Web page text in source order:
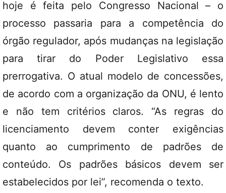
hoje é feita pelo Congresso Nacional – o
processo passaria para a competência do
órgão regulador, após mudanças na legislação
para tirar do Poder Legislativo essa
prerrogativa. O atual modelo de concessões,
de acordo com a organização da ONU, é lento
e não tem critérios claros. “As regras do
licenciamento devem conter exigências
quanto ao cumprimento de padrões de
conteúdo. Os padrões básicos devem ser
estabelecidos por lei”, recomenda o texto.